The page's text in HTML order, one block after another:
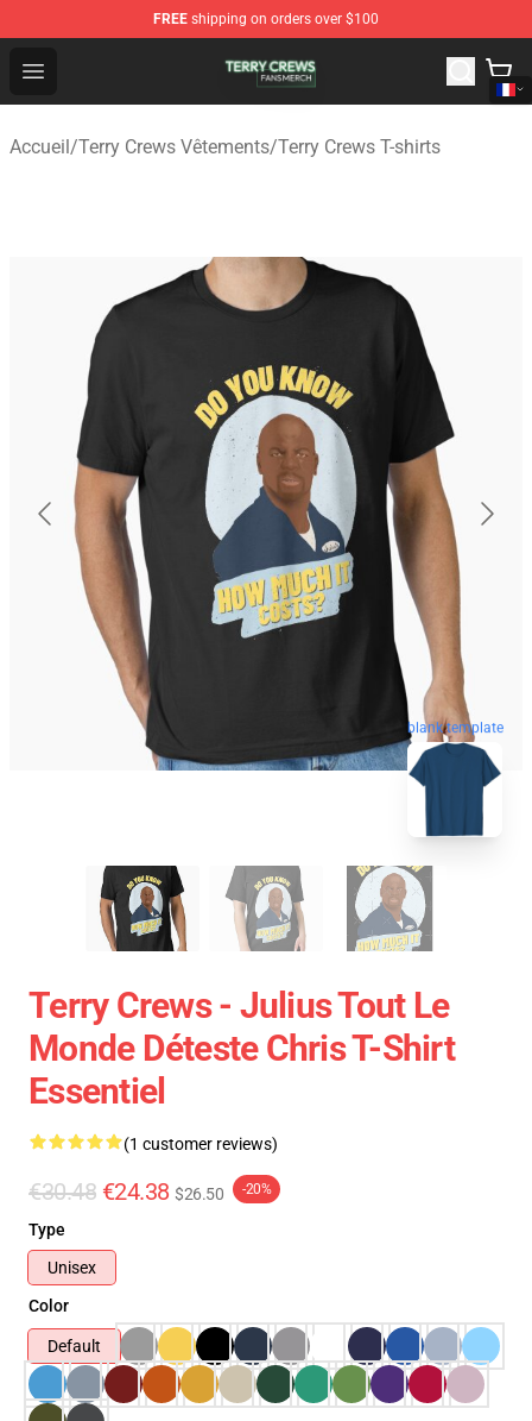
FREE shipping on orders over $100
Open menu
Terry Crews Shop - Official Terry Crews Merchandise
Accueil/Terry Crews Vêtements/Terry Crews T-shirts
blank template
Terry Crews - Julius Tout Le
Monde Déteste Chris T-Shirt
Essentiel
(1 customer reviews)
€30.48 €24.38 $26.50 -20%
Type
Unisex
Color
Default